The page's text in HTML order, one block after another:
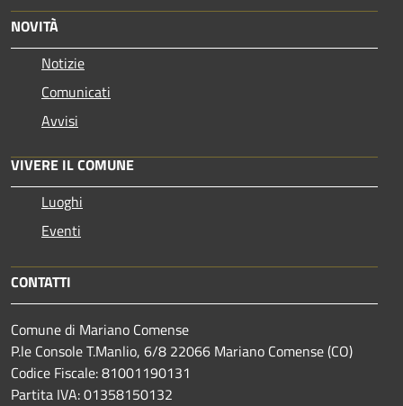
NOVITÀ
Notizie
Comunicati
Avvisi
VIVERE IL COMUNE
Luoghi
Eventi
CONTATTI
Comune di Mariano Comense
P.le Console T.Manlio, 6/8 22066 Mariano Comense (CO)
Codice Fiscale: 81001190131
Partita IVA: 01358150132